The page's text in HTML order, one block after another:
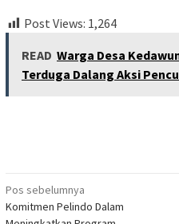
Post Views: 1,264
READ Warga Desa
Terduga Dalang Aksi
Navigasi
pos
Pos sebelumnya
Komitmen Pelindo Dalam